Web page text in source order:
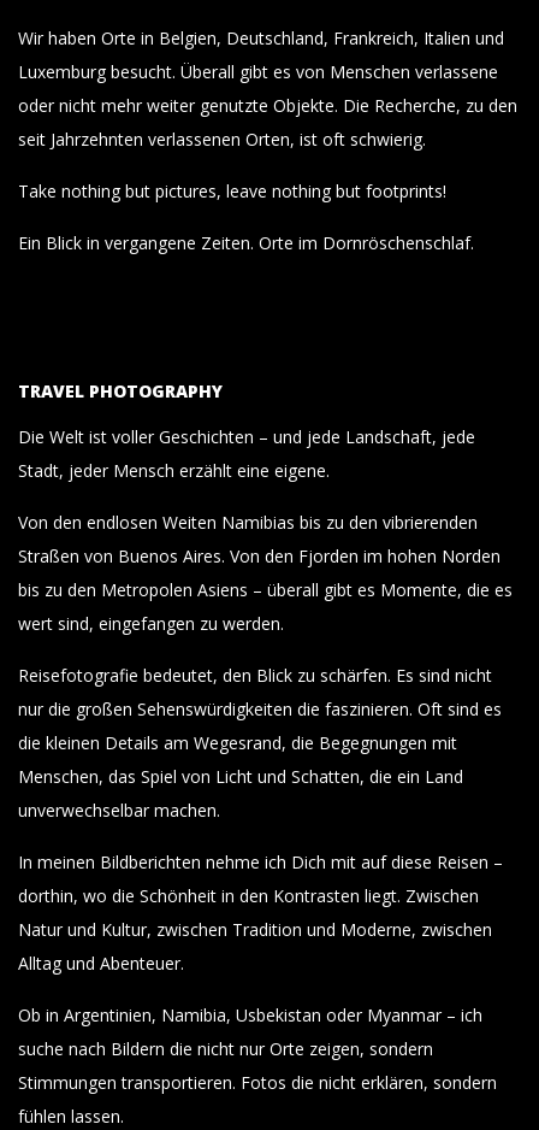
Wir haben Orte in Belgien, Deutschland, Frankreich, Italien und
Luxemburg besucht. Überall gibt es von Menschen verlassene
oder nicht mehr weiter genutzte Objekte. Die Recherche, zu den
seit Jahrzehnten verlassenen Orten, ist oft schwierig.
Take nothing but pictures, leave nothing but footprints!
Ein Blick in vergangene Zeiten. Orte im Dornröschenschlaf.
TRAVEL PHOTOGRAPHY
Die Welt ist voller Geschichten – und jede Landschaft, jede
Stadt, jeder Mensch erzählt eine eigene.
Von den endlosen Weiten Namibias bis zu den vibrierenden
Straßen von Buenos Aires. Von den Fjorden im hohen Norden
bis zu den Metropolen Asiens – überall gibt es Momente, die es
wert sind, eingefangen zu werden.
Reisefotografie bedeutet, den Blick zu schärfen. Es sind nicht
nur die großen Sehenswürdigkeiten die faszinieren. Oft sind es
die kleinen Details am Wegesrand, die Begegnungen mit
Menschen, das Spiel von Licht und Schatten, die ein Land
unverwechselbar machen.
In meinen Bildberichten nehme ich Dich mit auf diese Reisen –
dorthin, wo die Schönheit in den Kontrasten liegt. Zwischen
Natur und Kultur, zwischen Tradition und Moderne, zwischen
Alltag und Abenteuer.
Ob in Argentinien, Namibia, Usbekistan oder Myanmar – ich
suche nach Bildern die nicht nur Orte zeigen, sondern
Stimmungen transportieren. Fotos die nicht erklären, sondern
fühlen lassen.